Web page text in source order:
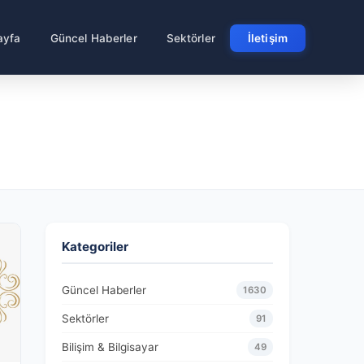
Güncel Haberler Sektörler İletişim
Kategoriler
Güncel Haberler 1630
Sektörler 91
Bilişim & Bilgisayar 49